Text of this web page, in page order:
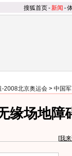
搜狐首页-新闻 -
-2008北京奥运会 > 中国
缘场地障
[我